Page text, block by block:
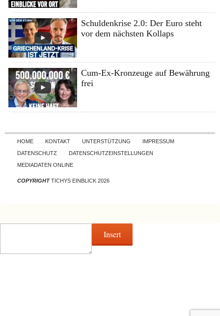
Schuldenkrise 2.0: Der Euro steht
vor dem nächsten Kollaps
Cum-Ex-Kronzeuge auf Bewährung
frei
Skip to content
HOME KONTAKT UNTERSTÜTZUNG
IMPRESSUM
DATENSCHUTZ
DATENSCHUTZEINSTELLUNGEN
MEDIADATEN ONLINE
COPYRIGHTTICHYS EINBLICK 2026
Insert